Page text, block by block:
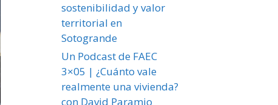
sostenibilidad y valor
territorial en
Sotogrande
Un Podcast de FAEC
3×05 | ¿Cuánto vale
realmente una vivienda?
con David Paramio